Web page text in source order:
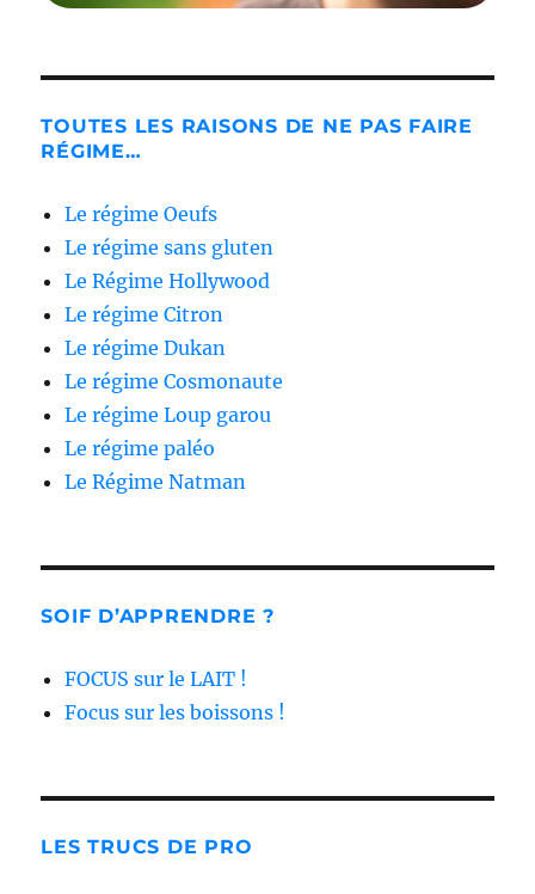
TOUTES LES RAISONS DE NE PAS FAIRE
RÉGIME…
Le régime Oeufs
Le régime sans gluten
Le Régime Hollywood
Le régime Citron
Le régime Dukan
Le régime Cosmonaute
Le régime Loup garou
Le régime paléo
Le Régime Natman
SOIF D’APPRENDRE ?
FOCUS sur le LAIT !
Focus sur les boissons !
LES TRUCS DE PRO